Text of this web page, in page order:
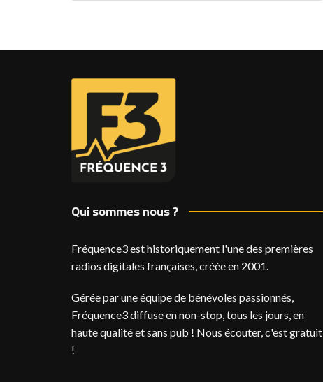
Qui sommes nous ?
Fréquence3 est historiquement l'une des premières
radios digitales françaises, créée en 2001.
Gérée par une équipe de bénévoles passionnés,
Fréquence3 diffuse en non-stop, tous les jours, en
haute qualité et sans pub ! Nous écouter, c'est gratuit
!